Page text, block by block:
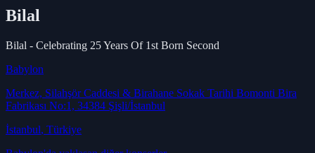
Bilal
Bilal - Celebrating 25 Years Of 1st Born Second
Babylon
Merkez, Silahşör Caddesi & Birahane Sokak Tarihi Bomonti Bira
Fabrikası No:1, 34384 Şişli/İstanbul
İstanbul, Türkiye